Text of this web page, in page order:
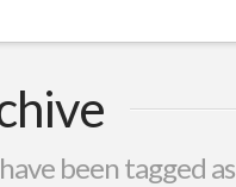
been tagged as